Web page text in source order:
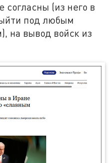
согласны (из него в
под любым
на вывод войск из